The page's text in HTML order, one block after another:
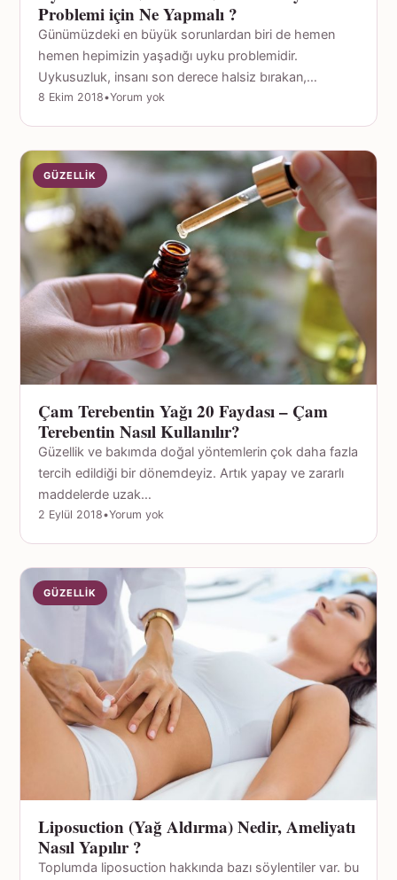
Problemi için Ne Yapmalı ?
Günümüzdeki en büyük sorunlardan biri de hemen
hemen hepimizin yaşadığı uyku problemidir.
Uykusuzluk, insanı son derece halsiz bırakan,…
8 Ekim 2018•Yorum yok
GÜZELLIK
Çam Terebentin Yağı 20 Faydası – Çam
Terebentin Nasıl Kullanılır?
Güzellik ve bakımda doğal yöntemlerin çok daha fazla
tercih edildiği bir dönemdeyiz. Artık yapay ve zararlı
maddelerde uzak…
2 Eylül 2018•Yorum yok
GÜZELLIK
Liposuction (Yağ Aldırma) Nedir, Ameliyatı
Nasıl Yapılır ?
Toplumda liposuction hakkında bazı söylentiler var. bu